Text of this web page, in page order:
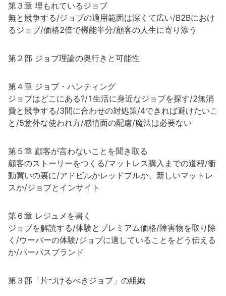
第３章 埋もれているジョブ
無と競争する/ジョブの適用範囲は深くて広い/B2Bにおけ
るジョブ/価格2倍で機能半分/顧客の人生に寄り添う
第２部 ジョブ理論の奥行きと可能性
第４章 ジョブ・ハンティング
ジョブはどこにある?/1生活に身近なジョブを探す/2無消
費と競争する/3間に合わせの対処策/4できれば避けたいこ
と/5意外な使われ方/感情面の配慮/魔法は必要ない
第５章 顧客が言わないことを聞き取る
顧客のストーリーをつくる/マットレス購入までの道程/衝
動買いの裏に/アドビルかレッドブルか、新しいマットレ
スか/ジョブとインサイト
第６章 レジュメを書く
ジョブを解読する/体験とプレミアム価格/障害物を取り除
く/ウーバーの体験/ジョブに適していることをどう伝える
か/パーパスブランド
第３部「片づけるべきジョブ」の組織